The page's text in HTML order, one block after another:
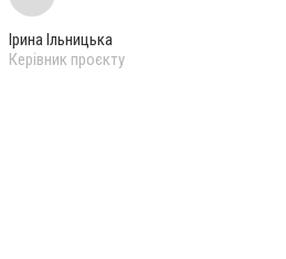
Ірина Ільницька
Керівник проєкту